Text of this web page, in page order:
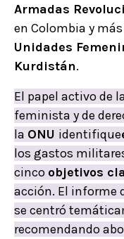
Armadas
en Colombia y
Unidades
Kurdistán.
El papel activo de
feminista y de
la ONU identifique
los gastos
cinco objetivos
acción. El informe
se centró
recomendando